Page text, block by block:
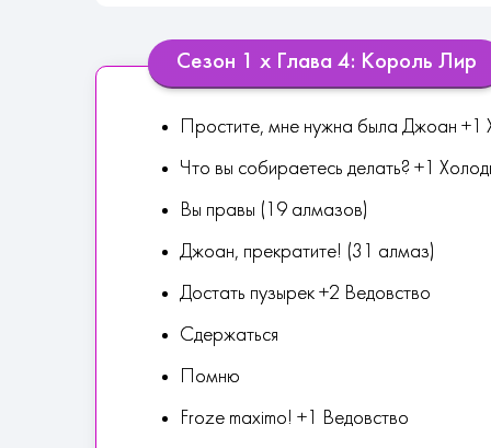
Сезон 1 х Глава 4: Король Лир
Простите, мне нужна была Джоан +1
Что вы собираетесь делать? +1
Вы правы (19 алмазов)
Джоан, прекратите! (31 алмаз)
Достать пузырек +2 Ведовство
Сдержаться
Помню
Froze maximo! +1 Ведовство